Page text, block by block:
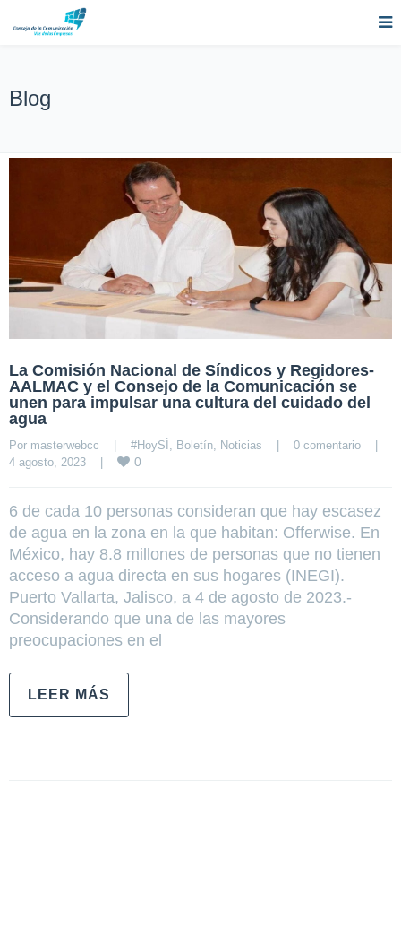
Blog
La Comisión Nacional de Síndicos y Regidores-
AALMAC y el Consejo de la Comunicación se
unen para impulsar una cultura del cuidado del
agua
Por masterwebcc | #HoySÍ Boletín Noticias | 0 comentario
|
4 agosto, 2023 | 0
6 de cada 10 personas consideran que hay escasez
de agua en la zona en la que habitan: Offerwise. En
México, hay 8.8 millones de personas que no tienen
acceso a agua directa en sus hogares (INEGI).
Puerto Vallarta, Jalisco, a 4 de agosto de 2023.-
Considerando que una de las mayores
preocupaciones en el
LEER MÁS